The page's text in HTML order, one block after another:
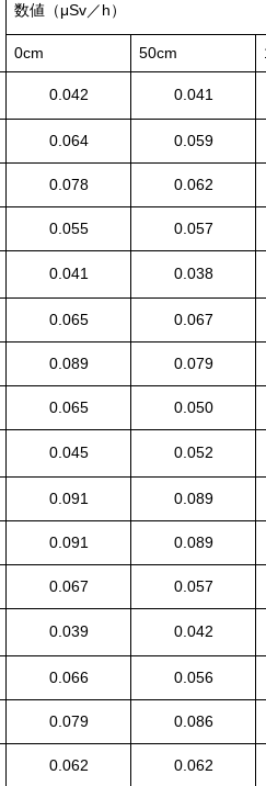
数値（μSv／h）
0cm 50cm
0.042 0.041
0.064 0.059
0.078 0.062
0.055 0.057
0.041 0.038
0.065 0.067
0.089 0.079
0.065 0.050
0.045 0.052
0.091 0.089
0.091 0.089
0.067 0.057
0.039 0.042
0.066 0.056
0.079 0.086
0.062 0.062